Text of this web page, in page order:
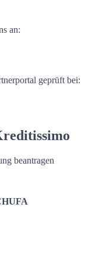
an:
geprüft bei:
beantragen